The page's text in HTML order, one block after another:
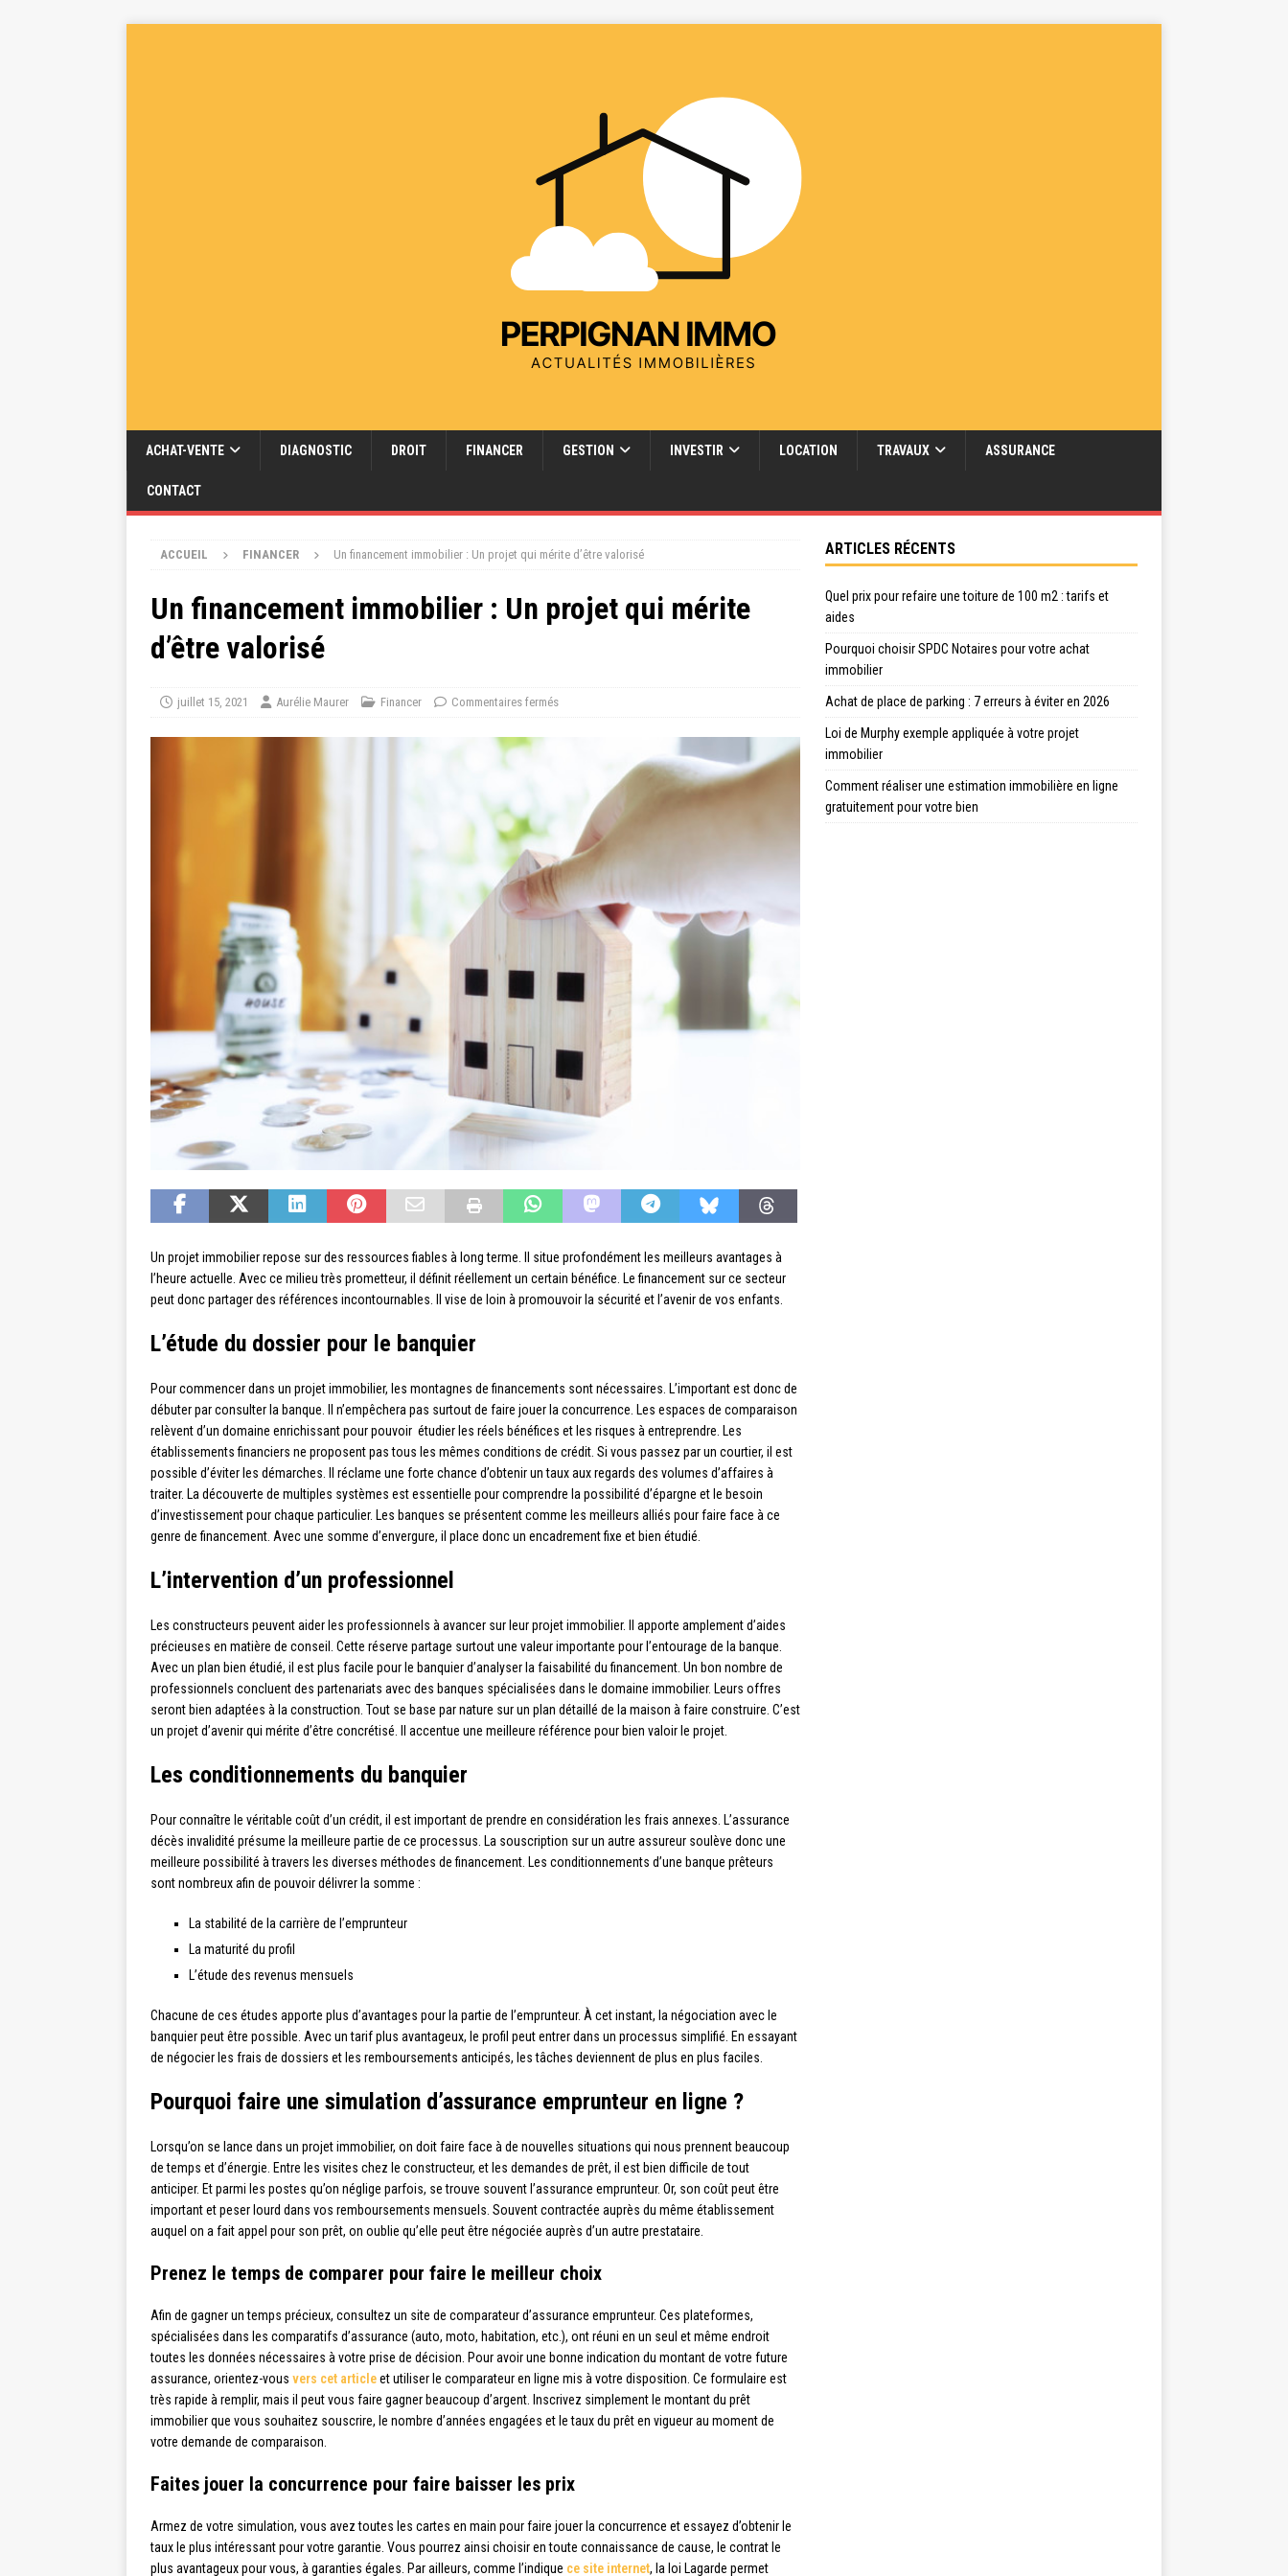
ACHAT-VENTE DIAGNOSTIC DROIT FINANCER GESTION INVESTIR LOCATION TRAVAUX ASSURANCE
CONTACT
ACCUEIL FINANCER Un financement immobilier : Un projet qui mérite d’être valorisé
Un financement immobilier : Un projet qui mérite
d’être valorisé
juillet 15, 2021 Aurélie Maurer Financer Commentaires fermés
Un projet immobilier repose sur des ressources fiables à long terme. Il situe profondément les meilleurs avantages à
l’heure actuelle. Avec ce milieu très prometteur, il définit réellement un certain bénéfice. Le financement sur ce secteur
peut donc partager des références incontournables. Il vise de loin à promouvoir la sécurité et l’avenir de vos enfants.
L’étude du dossier pour le banquier
Pour commencer dans un projet immobilier, les montagnes de financements sont nécessaires. L’important est donc de
débuter par consulter la banque. Il n’empêchera pas surtout de faire jouer la concurrence. Les espaces de comparaison
relèvent d’un domaine enrichissant pour pouvoir étudier les réels bénéfices et les risques à entreprendre. Les
établissements financiers ne proposent pas tous les mêmes conditions de crédit. Si vous passez par un courtier, il est
possible d’éviter les démarches. Il réclame une forte chance d’obtenir un taux aux regards des volumes d’affaires à
traiter. La découverte de multiples systèmes est essentielle pour comprendre la possibilité d’épargne et le besoin
d’investissement pour chaque particulier. Les banques se présentent comme les meilleurs alliés pour faire face à ce
genre de financement. Avec une somme d’envergure, il place donc un encadrement fixe et bien étudié.
L’intervention d’un professionnel
Les constructeurs peuvent aider les professionnels à avancer sur leur projet immobilier. Il apporte amplement d’aides
précieuses en matière de conseil. Cette réserve partage surtout une valeur importante pour l’entourage de la banque.
Avec un plan bien étudié, il est plus facile pour le banquier d’analyser la faisabilité du financement. Un bon nombre de
professionnels concluent des partenariats avec des banques spécialisées dans le domaine immobilier. Leurs offres
seront bien adaptées à la construction. Tout se base par nature sur un plan détaillé de la maison à faire construire. C’est
un projet d’avenir qui mérite d’être concrétisé. Il accentue une meilleure référence pour bien valoir le projet.
Les conditionnements du banquier
Pour connaître le véritable coût d’un crédit, il est important de prendre en considération les frais annexes. L’assurance
décès invalidité présume la meilleure partie de ce processus. La souscription sur un autre assureur soulève donc une
meilleure possibilité à travers les diverses méthodes de financement. Les conditionnements d’une banque prêteurs
sont nombreux afin de pouvoir délivrer la somme :
La stabilité de la carrière de l’emprunteur
La maturité du profil
L’étude des revenus mensuels
Chacune de ces études apporte plus d’avantages pour la partie de l’emprunteur. À cet instant, la négociation avec le
banquier peut être possible. Avec un tarif plus avantageux, le profil peut entrer dans un processus simplifié. En essayant
de négocier les frais de dossiers et les remboursements anticipés, les tâches deviennent de plus en plus faciles.
Pourquoi faire une simulation d’assurance emprunteur en ligne ?
Lorsqu’on se lance dans un projet immobilier, on doit faire face à de nouvelles situations qui nous prennent beaucoup
de temps et d’énergie. Entre les visites chez le constructeur, et les demandes de prêt, il est bien difficile de tout
anticiper. Et parmi les postes qu’on néglige parfois, se trouve souvent l’assurance emprunteur. Or, son coût peut être
important et peser lourd dans vos remboursements mensuels. Souvent contractée auprès du même établissement
auquel on a fait appel pour son prêt, on oublie qu’elle peut être négociée auprès d’un autre prestataire.
Prenez le temps de comparer pour faire le meilleur choix
Afin de gagner un temps précieux, consultez un site de comparateur d’assurance emprunteur. Ces plateformes,
spécialisées dans les comparatifs d’assurance (auto, moto, habitation, etc.), ont réuni en un seul et même endroit
toutes les données nécessaires à votre prise de décision. Pour avoir une bonne indication du montant de votre future
assurance, orientez-vous vers cet articleet utiliser le comparateur en ligne mis à votre disposition. Ce formulaire est
très rapide à remplir, mais il peut vous faire gagner beaucoup d’argent. Inscrivez simplement le montant du prêt
immobilier que vous souhaitez souscrire, le nombre d’années engagées et le taux du prêt en vigueur au moment de
votre demande de comparaison.
Faites jouer la concurrence pour faire baisser les prix
Armez de votre simulation, vous avez toutes les cartes en main pour faire jouer la concurrence et essayez d’obtenir le
taux le plus intéressant pour votre garantie. Vous pourrez ainsi choisir en toute connaissance de cause, le contrat le
plus avantageux pour vous, à garanties égales. Par ailleurs, comme l’indique ce site internet, la loi Lagarde permet
ARTICLES RÉCENTS
Quel prix pour refaire une toiture de 100 m2 : tarifs et
aides
Pourquoi choisir SPDC Notaires pour votre achat
immobilier
Achat de place de parking : 7 erreurs à éviter en 2026
Loi de Murphy exemple appliquée à votre projet
immobilier
Comment réaliser une estimation immobilière en ligne
gratuitement pour votre bien